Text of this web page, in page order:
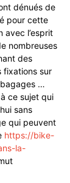
dénués de
pour cette
avec l’esprit
nombreuses
des
fixations sur
…
ce sujet qui
sans
qui peuvent
https://bike-
la-